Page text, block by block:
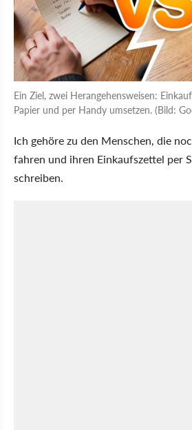
Ein Ziel, zwei Herangehensweisen:
Papier und per Handy umsetzen. (Bild:
Ich gehöre zu den Menschen, die
fahren und ihren Einkaufszettel per
schreiben.